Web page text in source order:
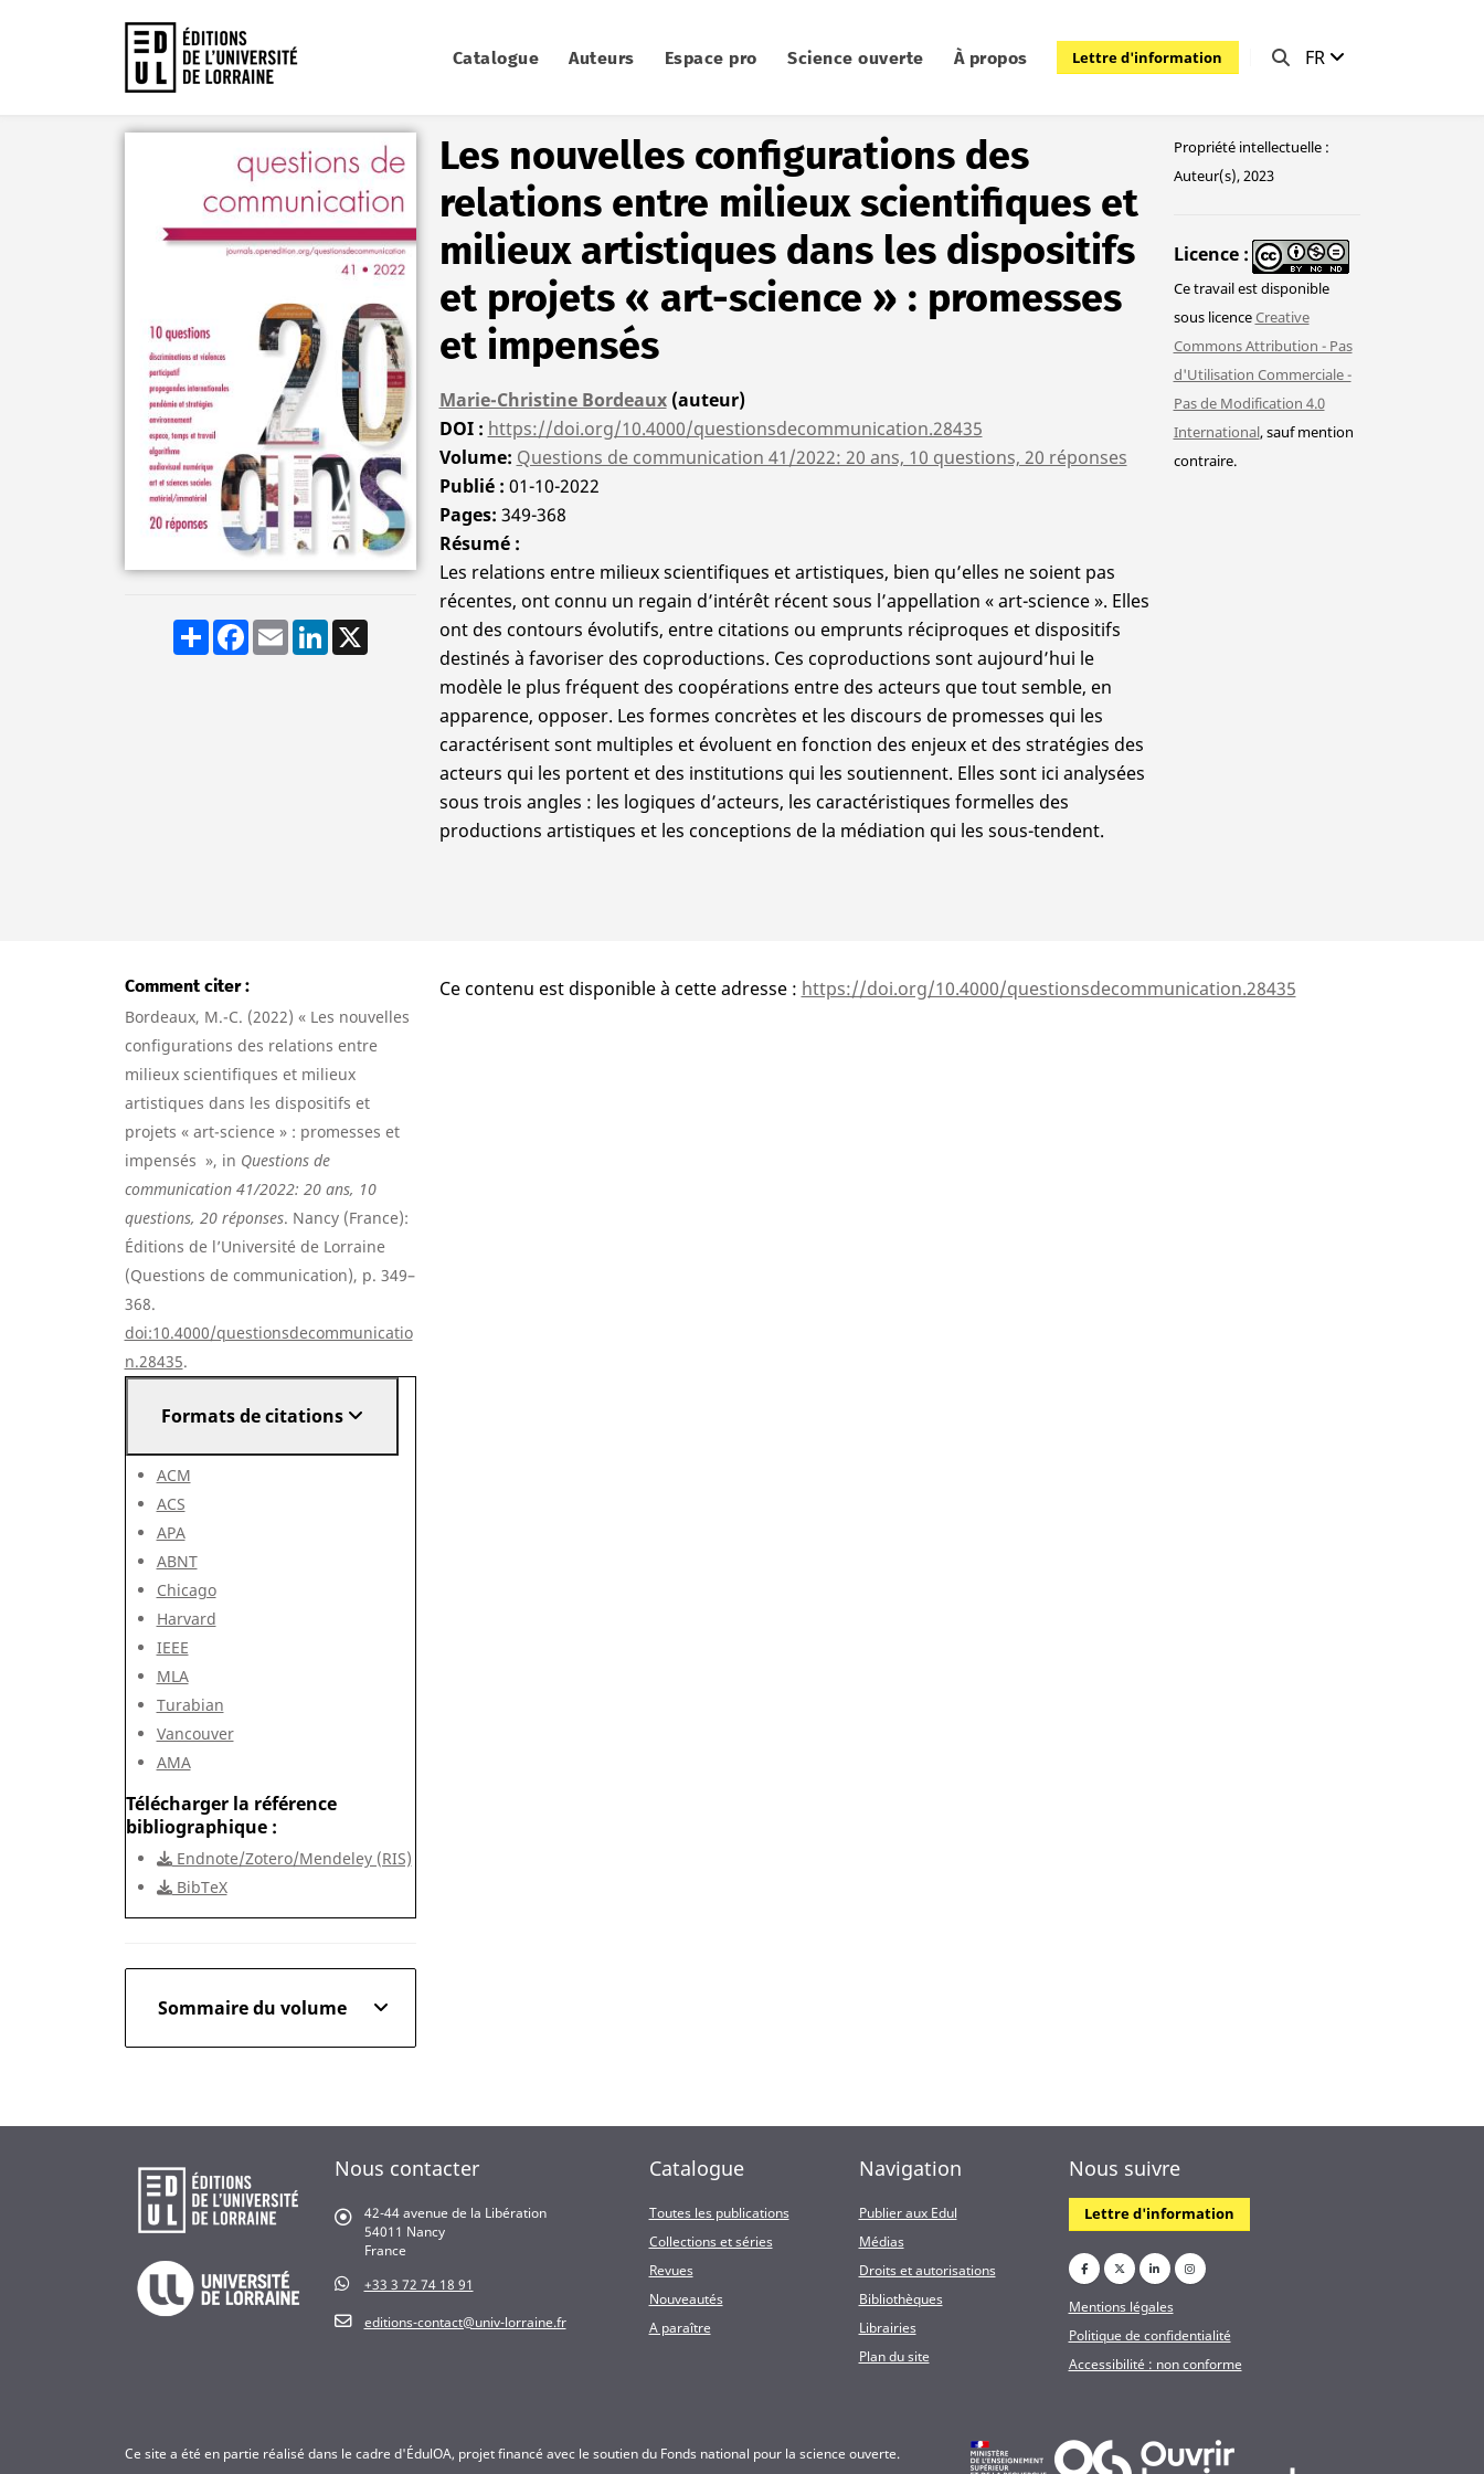
Catalogue Auteurs Espace pro Science ouverte À propos Lettre d'information FR
Accueil
ShareFacebook
EmailLinkedIn
X
Les nouvelles configurations des
relations entre milieux scientifiques et
milieux artistiques dans les dispositifs
et projets « art-science » : promesses
et impensés
Marie-Christine Bordeaux (auteur)
DOI
https://doi.org/10.4000/questionsdecommunication.28435
Volume Questions de communication 41/2022: 20 ans, 10 questions, 20 réponses
Publié 01-10-2022
Pages 349-368
Résumé
Les relations entre milieux scientifiques et artistiques, bien qu’elles ne soient pas
récentes, ont connu un regain d’intérêt récent sous l’appellation « art-science ». Elles
ont des contours évolutifs, entre citations ou emprunts réciproques et dispositifs
destinés à favoriser des coproductions. Ces coproductions sont aujourd’hui le
modèle le plus fréquent des coopérations entre des acteurs que tout semble, en
apparence, opposer. Les formes concrètes et les discours de promesses qui les
caractérisent sont multiples et évoluent en fonction des enjeux et des stratégies des
acteurs qui les portent et des institutions qui les soutiennent. Elles sont ici analysées
sous trois angles : les logiques d’acteurs, les caractéristiques formelles des
productions artistiques et les conceptions de la médiation qui les sous-tendent.
Propriété intellectuelle :
Auteur(s), 2023
Licence
Ce travail est disponible
sous licenceCreative
Commons Attribution - Pas
d'Utilisation Commerciale -
Pas de Modification 4.0
International, sauf mention
contraire.
Comment citer
Bordeaux, M.-C. (2022) « Les nouvelles
configurations des relations entre
milieux scientifiques et milieux
artistiques dans les dispositifs et
projets « art-science » : promesses et
impensés », in Questions de
communication 41/2022: 20 ans, 10
questions, 20 réponses. Nancy (France):
Éditions de l’Université de Lorraine
(Questions de communication), p. 349–
368.
doi:10.4000/questionsdecommunicatio
n.28435.
Formats de citations
ACM
ACS
APA
ABNT
Chicago
Harvard
IEEE
MLA
Turabian
Vancouver
AMA
Télécharger la référence
bibliographique
Endnote/Zotero/Mendeley (RIS)
BibTeX
Sommaire du volume
Ce contenu est disponible à cette adresse : https://doi.org/10.4000/questionsdecommunication.28435
Nous contacter
42-44 avenue de la Libération
54011 Nancy
France
+33 3 72 74 18 91
editions-contact@univ-lorraine.fr
Catalogue
Toutes les publications
Collections et séries
Revues
Nouveautés
A paraître
Navigation
Publier aux Edul
Médias
Droits et autorisations
Bibliothèques
Librairies
Plan du site
Nous suivre
Lettre d'information
Mentions légales
Politique de confidentialité
Accessibilité : non conforme
Ce site a été en partie réalisé dans le cadre d'ÉdulOA, projet financé avec le soutien du Fonds national pour la science ouverte.